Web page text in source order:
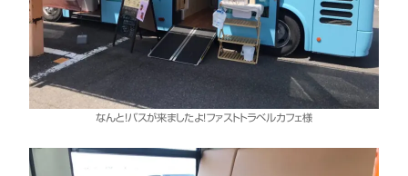
なんと！バスが来ましたよ！ファストトラベルカフェ様